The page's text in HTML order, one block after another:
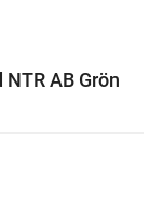
AB Grön